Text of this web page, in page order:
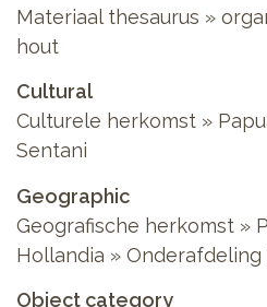
Materiaal thesaurus »
hout
Cultural
Culturele herkomst »
Sentani
Geographic
Geografische herkomst »
Hollandia » Onderafdeling
Object category